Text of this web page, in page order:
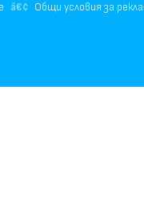
Общи условия за